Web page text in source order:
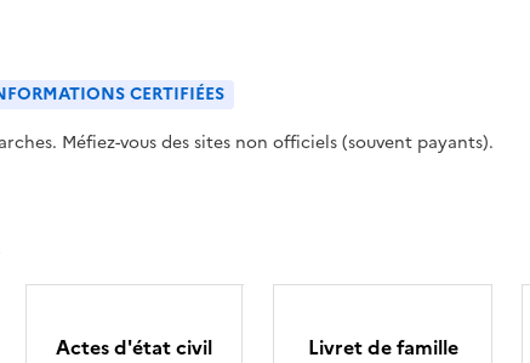
CERTIFIÉES
Méfiez-vous des sites non officiels (souvent payants).
Actes d'état civil Livret de famille